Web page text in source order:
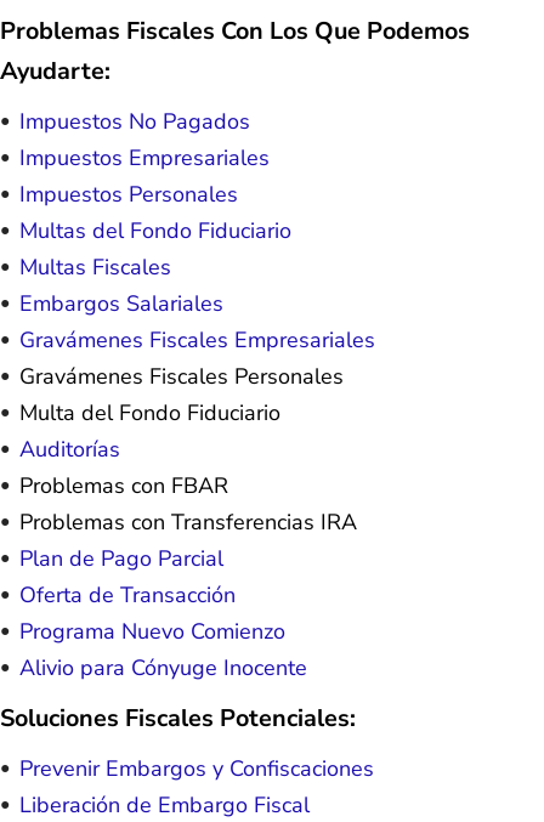
Problemas Fiscales Con Los Que Podemos
Ayudarte:
Impuestos No Pagados
Impuestos Empresariales
Impuestos Personales
Multas del Fondo Fiduciario
Multas Fiscales
Embargos Salariales
Gravámenes Fiscales Empresariales
Gravámenes Fiscales Personales
Multa del Fondo Fiduciario
Auditorías
Problemas con FBAR
Problemas con Transferencias IRA
Plan de Pago Parcial
Oferta de Transacción
Programa Nuevo Comienzo
Alivio para Cónyuge Inocente
Soluciones Fiscales Potenciales:
Prevenir Embargos y Confiscaciones
Liberación de Embargo Fiscal